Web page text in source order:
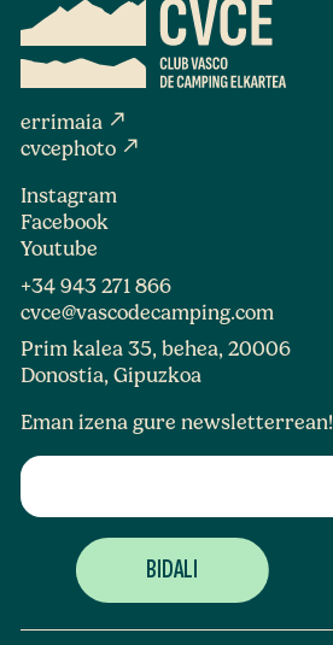
errimaia north_east
cvcephoto north_east
Instagram
Facebook
Youtube
+34 943 271 866
cvce@vascodecamping.com
Prim kalea 35, behea, 20006
Donostia, Gipuzkoa
Eman izena gure newsletterrean!